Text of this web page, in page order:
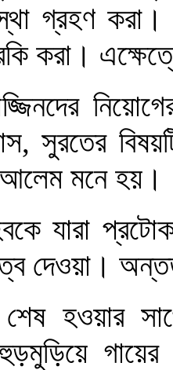
গ্রহণ
করা।
সুরতের
মনে হয়।
যারা
দেওয়া।
হওয়ার